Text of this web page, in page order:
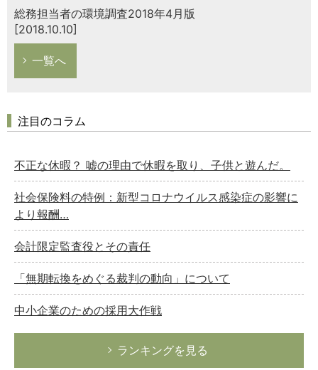
総務担当者の環境調査2018年4月版
[2018.10.10]
一覧へ
注目のコラム
不正な休暇？ 嘘の理由で休暇を取り、子供と遊んだ。
社会保険料の特例：新型コロナウイルス感染症の影響に
より報酬…
会計限定監査役とその責任
「無期転換をめぐる裁判の動向」について
中小企業のための採用大作戦
ランキングを見る